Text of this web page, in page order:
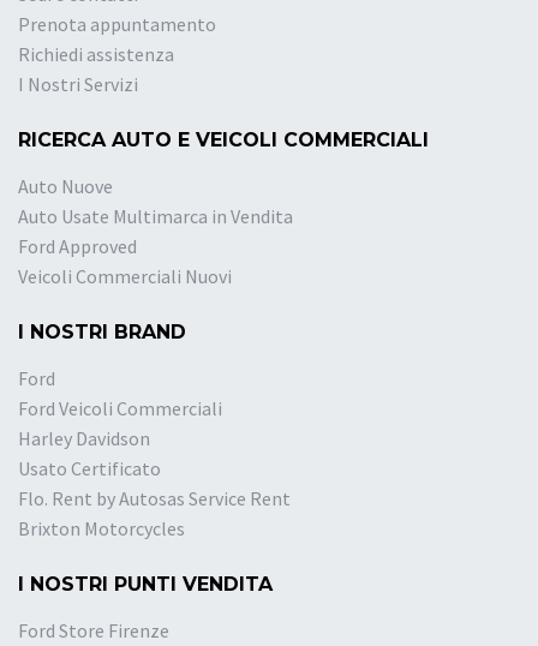
Prenota appuntamento
Richiedi assistenza
I Nostri Servizi
RICERCA AUTO E VEICOLI COMMERCIALI
Auto Nuove
Auto Usate Multimarca in Vendita
Ford Approved
Veicoli Commerciali Nuovi
I NOSTRI BRAND
Ford
Ford Veicoli Commerciali
Harley Davidson
Usato Certificato
Flo. Rent by Autosas Service Rent
Brixton Motorcycles
I NOSTRI PUNTI VENDITA
Ford Store Firenze